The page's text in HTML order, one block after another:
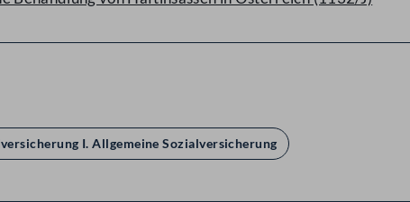
I. Allgemeine Sozialversicherung